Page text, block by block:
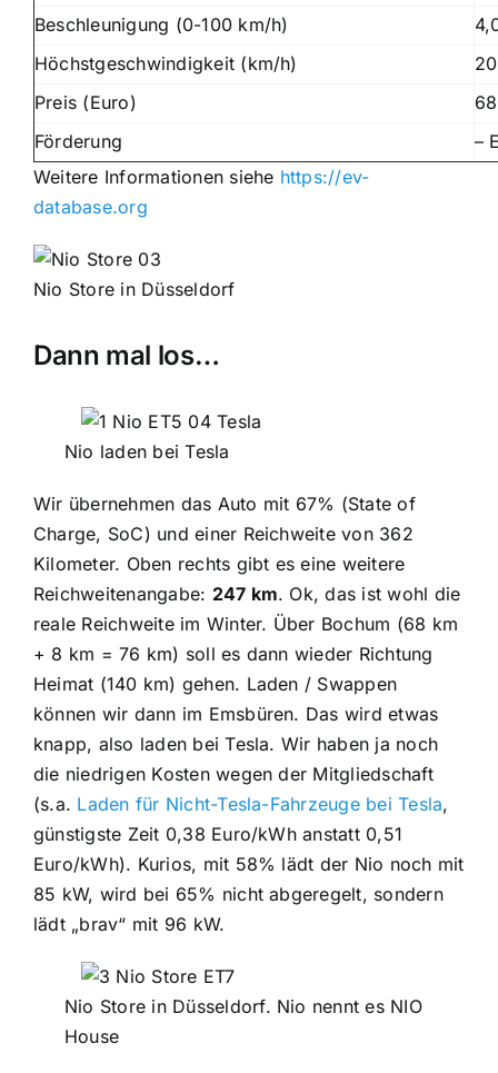
Beschleunigung (0-100 km/h)
Höchstgeschwindigkeit (km/h)
Preis (Euro)
Förderung
–
Weitere Informationen siehe https://ev-
database.org
Nio Store in Düsseldorf
Dann mal los…
Nio laden bei Tesla
Wir übernehmen das Auto mit 67% (State of
Charge, SoC) und einer Reichweite von 362
Kilometer. Oben rechts gibt es eine weitere
Reichweitenangabe: 247 km. Ok, das ist wohl die
reale Reichweite im Winter. Über Bochum (68 km
+ 8 km = 76 km) soll es dann wieder Richtung
Heimat (140 km) gehen. Laden / Swappen
können wir dann im Emsbüren. Das wird etwas
knapp, also laden bei Tesla. Wir haben ja noch
die niedrigen Kosten wegen der Mitgliedschaft
(s.a. Laden für Nicht-Tesla-Fahrzeuge bei Tesla,
günstigste Zeit 0,38 Euro/kWh anstatt 0,51
Euro/kWh). Kurios, mit 58% lädt der Nio noch mit
85 kW, wird bei 65% nicht abgeregelt, sondern
lädt „brav“ mit 96 kW.
Nio Store in Düsseldorf. Nio nennt es NIO
House